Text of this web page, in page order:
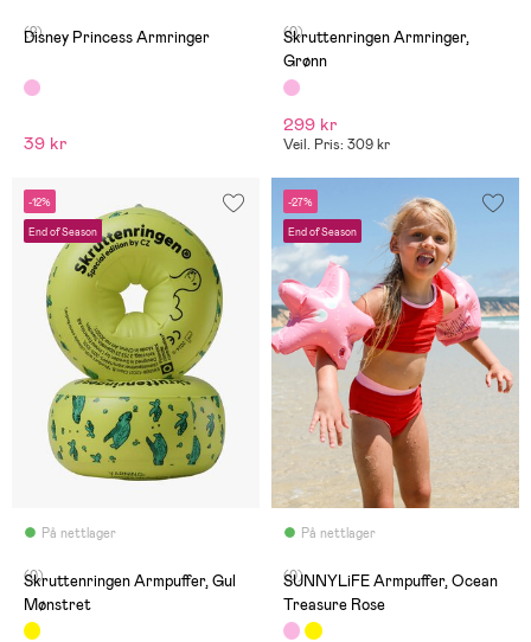
(2)
Disney Princess Armringer
39 kr
(0)
Skruttenringen Armringer,
Grønn
299 kr
Veil. Pris: 309 kr
-12%
End of Season
På nettlager
(0)
Skruttenringen Armpuffer, Gul
Mønstret
-27%
End of Season
På nettlager
(0)
SUNNYLiFE Armpuffer, Ocean
Treasure Rose